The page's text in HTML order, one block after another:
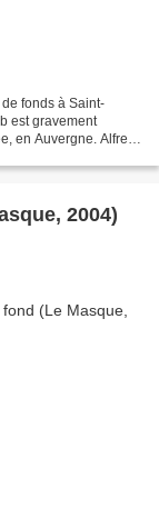
fonds à Saint-
est gravement
en Auvergne. Alfred
2004)